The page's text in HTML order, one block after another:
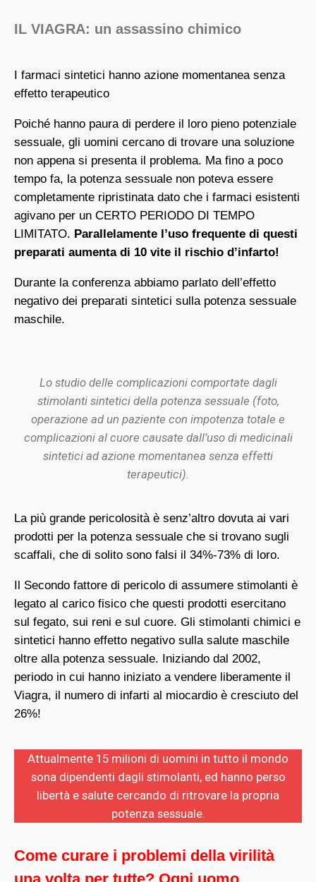
IL VIAGRA: un assassino chimico
I farmaci sintetici hanno azione momentanea senza
effetto terapeutico
Poiché hanno paura di perdere il loro pieno potenziale
sessuale, gli uomini cercano di trovare una soluzione
non appena si presenta il problema. Ma fino a poco
tempo fa, la potenza sessuale non poteva essere
completamente ripristinata dato che i farmaci esistenti
agivano per un CERTO PERIODO DI TEMPO
LIMITATO. Parallelamente l’uso frequente di questi
preparati aumenta di 10 vite il rischio d’infarto!
Durante la conferenza abbiamo parlato dell’effetto
negativo dei preparati sintetici sulla potenza sessuale
maschile.
Lo studio delle complicazioni comportate dagli
stimolanti sintetici della potenza sessuale (foto,
operazione ad un paziente con impotenza totale e
complicazioni al cuore causate dall’uso di medicinali
sintetici ad azione momentanea senza effetti
terapeutici).
La più grande pericolosità è senz’altro dovuta ai vari
prodotti per la potenza sessuale che si trovano sugli
scaffali, che di solito sono falsi il 34%-73% di loro.
Il Secondo fattore di pericolo di assumere stimolanti è
legato al carico fisico che questi prodotti esercitano
sul fegato, sui reni e sul cuore. Gli stimolanti chimici e
sintetici hanno effetto negativo sulla salute maschile
oltre alla potenza sessuale. Iniziando dal 2002,
periodo in cui hanno iniziato a vendere liberamente il
Viagra, il numero di infarti al miocardio è cresciuto del
26%!
Attualmente 15 milioni di uomini in tutto il mondo
sona dipendenti dagli stimolanti, ed hanno perso
libertà e salute cercando di ritrovare la propria
potenza sessuale.
Come curare i problemi della virilità